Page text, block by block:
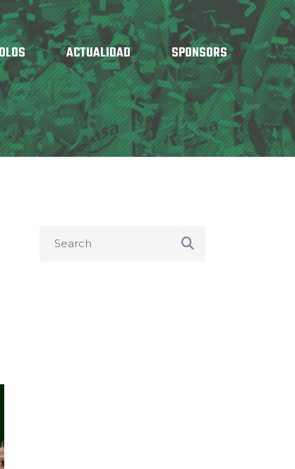
ACTUALIDAD SPONSORS